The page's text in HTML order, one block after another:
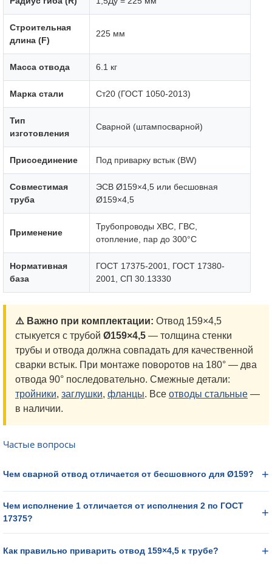
Строительная
длина (F)
225 мм
Масса отвода 6.1 кг
Марка стали Ст20 (ГОСТ 1050-2013)
Тип
изготовления
Сварной (штампосварной)
Присоединение Под приварку встык (BW)
Совместимая
труба
ЭСВ Ø159×4,5 или бесшовная
Ø159×4,5
Применение
Трубопроводы ХВС, ГВС,
отопление, пар до 300°C
Нормативная
база
ГОСТ 17375-2001, ГОСТ 17380-
2001, СП 30.13330
⚠️ Важно при комплектации: Отвод 159×4,5
стыкуется с трубой Ø159×4,5 — толщина стенки
трубы и отвода должна совпадать для качественной
сварки встык. При монтаже поворотов на 180° — два
отвода 90° последовательно. Смежные детали:
тройники, заглушки, фланцы. Все отводы стальные —
в наличии.
Частые вопросы
Чем сварной отвод отличается от бесшовного для Ø159?
Чем исполнение 1 отличается от исполнения 2 по ГОСТ
17375?
Как правильно приварить отвод 159×4,5 к трубе?